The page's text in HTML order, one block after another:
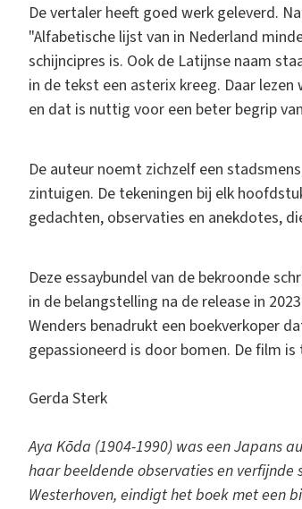
De vertaler heeft goed werk geleverd.
"Alfabetische lijst van in Nederland
schijncipres is. Ook de Latijnse naam
in de tekst een asterix kreeg. Daar
en dat is nuttig voor een beter begrip
De auteur noemt zichzelf een
zintuigen. De tekeningen bij elk
gedachten, observaties en anekdotes,
Deze essaybundel van de bekroonde
in de belangstelling na de release in
Wenders benadrukt een boekverkoper
gepassioneerd is door bomen. De film is
Gerda Sterk
Aya Kōda (1904-1990) was een Japans
haar beeldende observaties en
Westerhoven, eindigt het boek met een